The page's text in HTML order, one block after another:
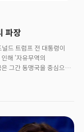
파장
드 트럼프 전 대통령이
해 ‘자유무역의
그간 동맹국을 중심으로
가치사슬의 중요한
퍼스트(미국
출에 부정적인 영향을 줄
주목해야 할 사항은 현재